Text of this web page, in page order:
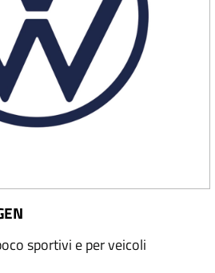
sportivi e per veicoli